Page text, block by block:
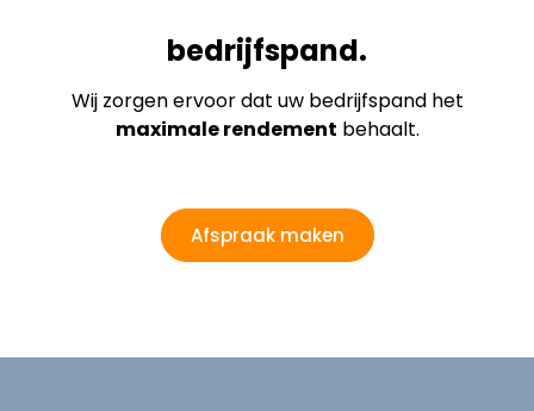
bedrijfspand.
Wij zorgen ervoor dat uw bedrijfspand het
maximale rendement behaalt.
Afspraak maken